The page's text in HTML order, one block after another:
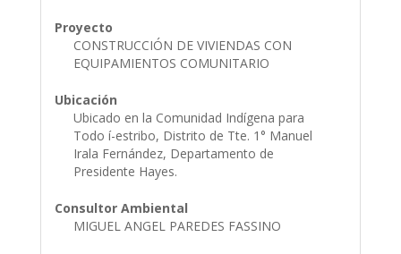
Proyecto
CONSTRUCCIÓN DE VIVIENDAS CON
EQUIPAMIENTOS COMUNITARIO
Ubicación
Ubicado en la Comunidad Indígena para
Todo í-estribo, Distrito de Tte. 1° Manuel
Irala Fernández, Departamento de
Presidente Hayes.
Consultor Ambiental
MIGUEL ANGEL PAREDES FASSINO